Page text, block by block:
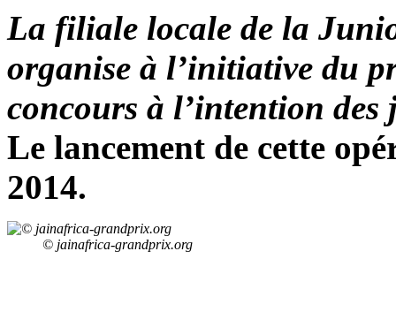
La filiale locale de la
organise à l’initiative du
concours à l’intention des
Le lancement de cette
2014.
© jainafrica-grandprix.org